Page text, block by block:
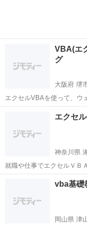
VBA(エ
グ
大阪府 堺
エクセルVBAを使って、ウ
ターしたい方に、実践的な
VBA
エクセ
神奈川県
就職や仕事でエクセルＶＢ
指南致します。
湘南台
vba基礎
岡山県 津